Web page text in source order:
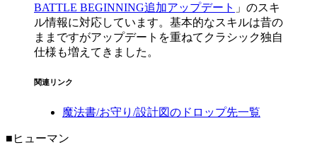
BATTLE BEGINNING追加アップデート 」のスキ
ル情報に対応しています。基本的なスキルは昔の
ままですがアップデートを重ねてクラシック独自
仕様も増えてきました。
関連リンク
魔法書/お守り/設計図のドロップ先一覧
■ヒューマン